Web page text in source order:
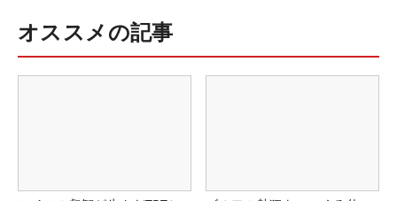
オススメの記事